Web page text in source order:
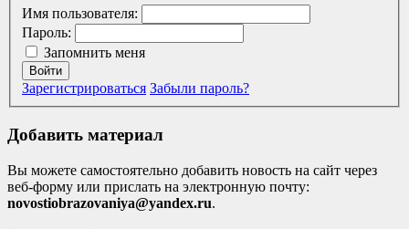
Имя пользователя:
Пароль:
Запомнить меня
Войти
Зарегистрироваться Забыли пароль?
Добавить материал
Вы можете самостоятельно добавить новость на сайт через
веб-форму или прислать на электронную почту:
novostiobrazovaniya@yandex.ru.